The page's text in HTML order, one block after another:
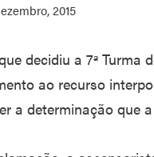
2015
decidiu a 7ª Turma
ao recurso
a determinação que